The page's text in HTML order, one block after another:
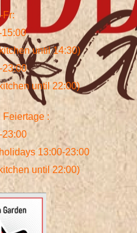
Fr:
15:00
until 14:30)
23:00
until 22:00)
Feiertage :
23:00
13:00-23:00
until 22:00)